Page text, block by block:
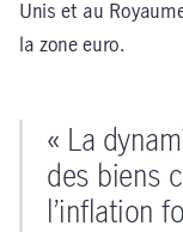
Unis et au
la zone euro.
« La
des biens
l’inflation